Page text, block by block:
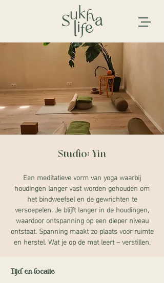
Studio: Yin
Een meditatieve vorm van yoga waarbij
houdingen langer vast worden gehouden om
het bindweefsel en de gewrichten te
versoepelen. Je blijft langer in de houdingen,
waardoor ontspanning op een dieper niveau
ontstaat. Spanning maakt zo plaats voor ruimte
en herstel. Wat je op de mat leert – verstillen,
Tijd en locatie